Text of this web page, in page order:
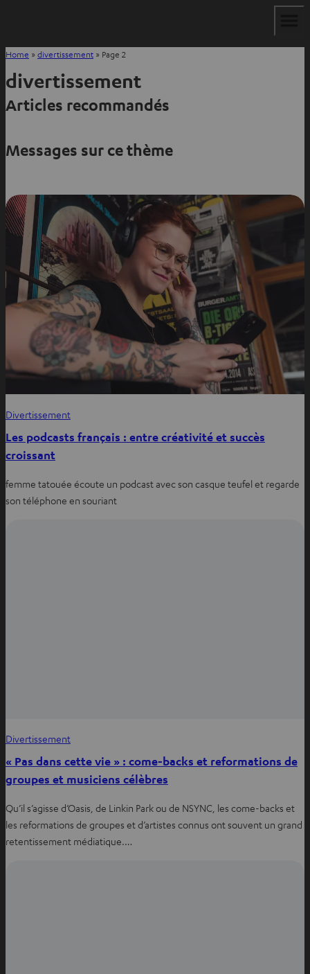
Home »divertissement » Page 2
divertissement
Articles recommandés
Messages sur ce thème
Divertissement
Les podcasts français : entre créativité et succès
croissant
femme tatouée écoute un podcast avec son casque teufel et regarde
son téléphone en souriant
Divertissement
« Pas dans cette vie » : come-backs et reformations de
groupes et musiciens célèbres
Qu’il s’agisse d’Oasis, de Linkin Park ou de NSYNC, les come-backs et
les reformations de groupes et d’artistes connus ont souvent un grand
retentissement médiatique.…